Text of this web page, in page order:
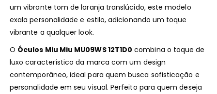
um vibrante tom de laranja translúcido, este modelo
exala personalidade e estilo, adicionando um toque
vibrante a qualquer look.
O Óculos Miu Miu MU09WS 12T1D0 combina o toque de
luxo característico da marca com um design
contemporâneo, ideal para quem busca sofisticação e
personalidade em seu visual. Perfeito para quem deseja